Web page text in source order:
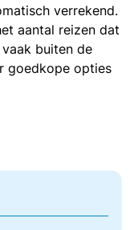
verrekend.
aantal reizen dat
buiten de
goedkope opties